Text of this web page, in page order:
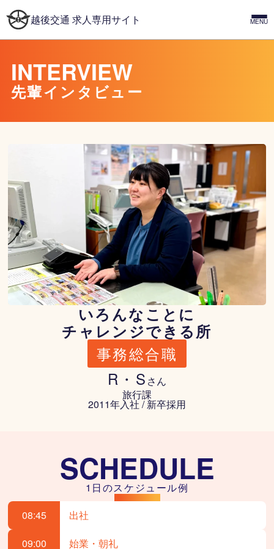
INTERVIEW
先輩インタビュー
いろんなことに
チャレンジできる所
事務総合職
R・S
旅行課
2011年入社 / 新卒採用
SCHEDULE
1日のスケジュール例
出社
08:45
始業・朝礼
09:00
越後交通 求人専用サイト